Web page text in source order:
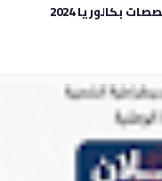
المعدلات الدنيا للقبول جميع التخصصات بكالوريا 2024